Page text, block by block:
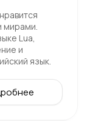
мирами.
Lua,
и
язык.